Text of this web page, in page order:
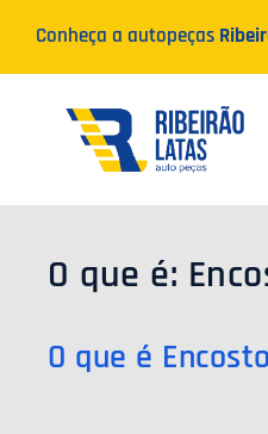
o
conteúdo
Conheça a autopeças
O que é:
O que é